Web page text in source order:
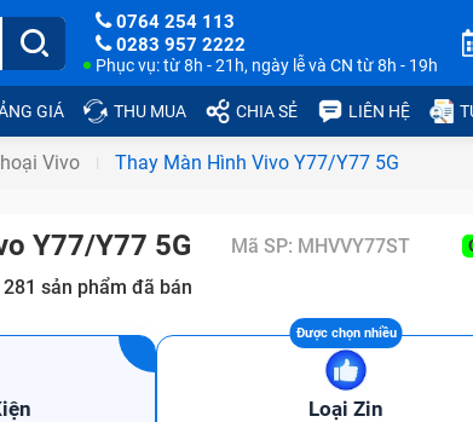
0764 254 113
0283 957 2222
Phục vụ: từ 8h - 21h, ngày lễ và CN từ 8h - 19h
GIÁ THU MUA CHIA SẺ LIÊN HỆ
Vivo Thay Màn Hình Vivo Y77/Y77 5G
Y77/Y77 5G Mã SP: MHVVY77ST
281 sản phẩm đã bán
Loại Zin